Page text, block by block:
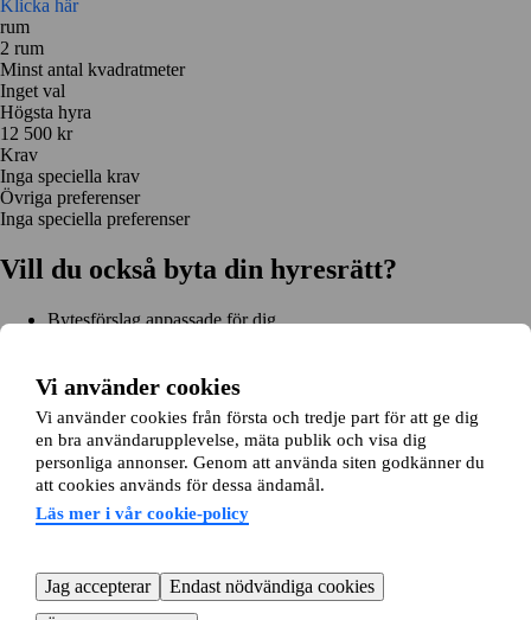
Vi använder cookies
Vi använder cookies från första och tredje part för att ge dig
en bra användarupplevelse, mäta publik och visa dig
personliga annonser. Genom att använda siten godkänner du
att cookies används för dessa ändamål.
Läs mer i vår cookie-policy
Jag accepterar
Endast nödvändiga cookies
Klicka här
rum
2 rum
Minst antal kvadratmeter
Inget val
Högsta hyra
12 500 kr
Krav
Inga speciella krav
Övriga preferenser
Inga speciella preferenser
Vill du också byta din hyresrätt?
Bytesförslag anpassade för dig
Kom igång
Kom igång gratisSök annonser Logga in
Läs mer
Nyheter och tipsBytesansökan
Om lägenhetsbyte.se
Kundtjänst
Hjälp